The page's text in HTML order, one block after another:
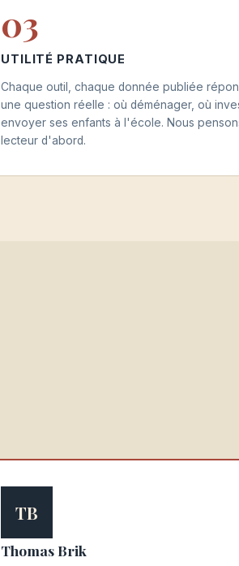
03
UTILITÉ PRATIQUE
Chaque outil, chaque donnée publiée
une question réelle : où déménager, où
envoyer ses enfants à l'école. Nous
lecteur d'abord.
TB
Thomas Brik